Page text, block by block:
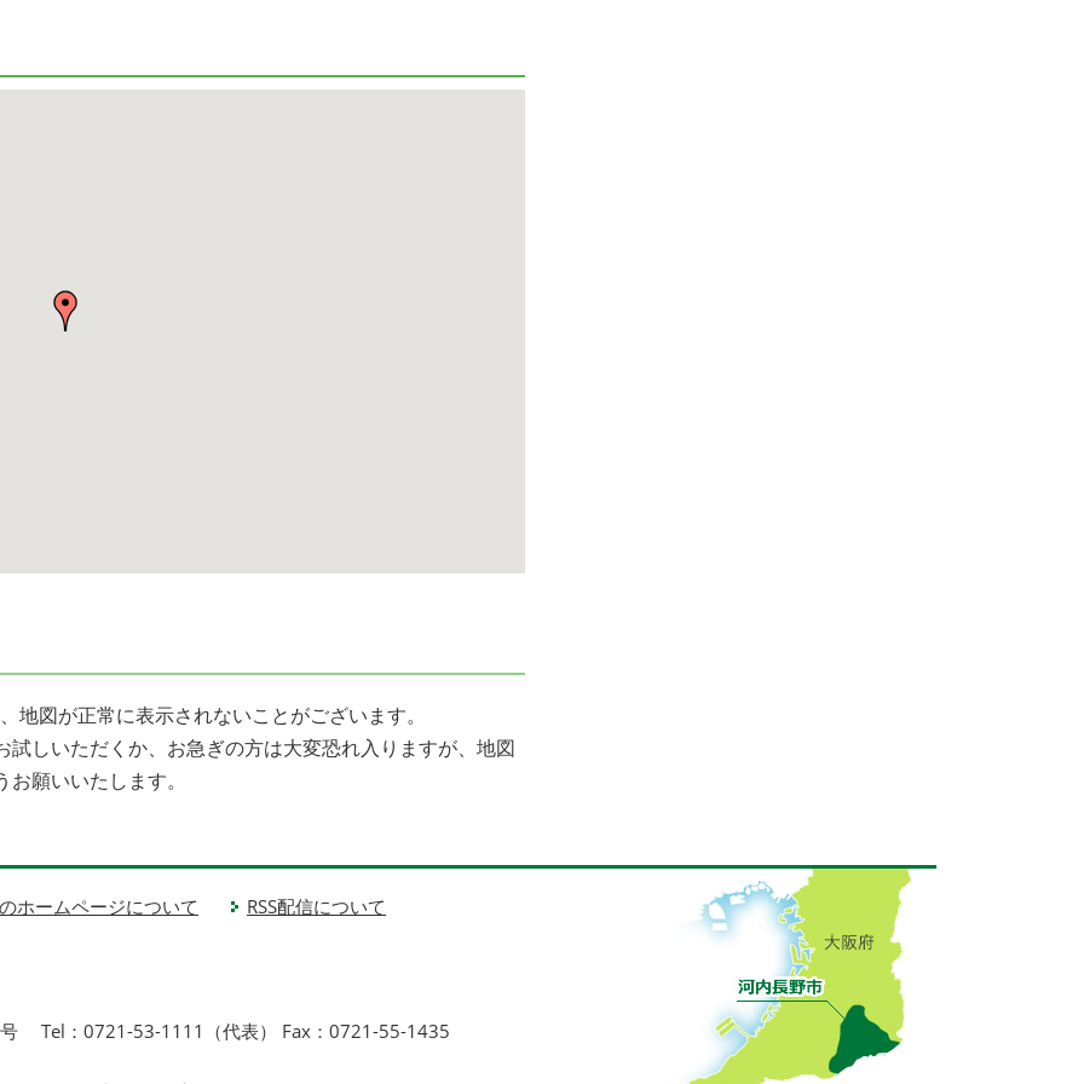
図が正常に表示されないことがございます。
しいただくか、お急ぎの方は大変恐れ入りますが、地図
願いいたします。
ホームページについて RSS配信について
Tel：0721-53-1111（代表） Fax：0721-55-1435